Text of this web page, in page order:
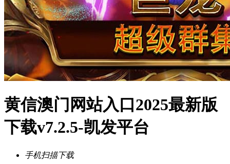
黄信澳门网站入口2025最新版
下载v7.2.5-凯发平台
手机扫描下载